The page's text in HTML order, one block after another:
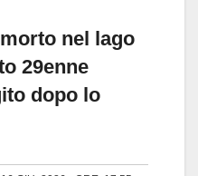
nel lago
29enne
dopo lo